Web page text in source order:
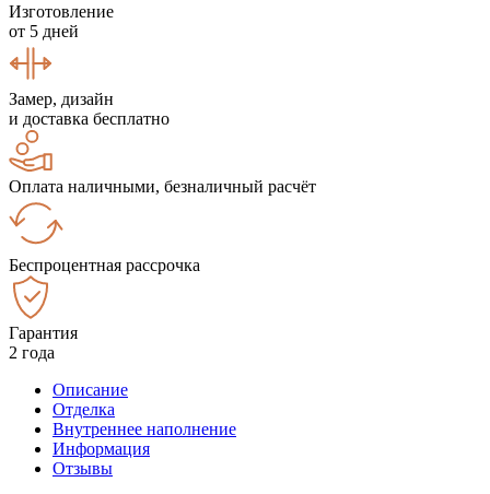
Изготовление
от 5 дней
Замер, дизайн
и доставка бесплатно
Оплата наличными, безналичный расчёт
Беспроцентная рассрочка
Гарантия
2 года
Описание
Отделка
Внутреннее наполнение
Информация
Отзывы